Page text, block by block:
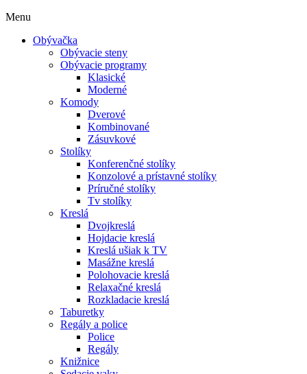
Menu
Obývačka
Obývacie steny
Obývacie programy
Klasické
Moderné
Komody
Dverové
Kombinované
Zásuvkové
Stolíky
Konferenčné stolíky
Konzolové a prístavné stolíky
Príručné stolíky
Tv stolíky
Kreslá
Dvojkreslá
Hojdacie kreslá
Kreslá ušiak k TV
Masážne kreslá
Polohovacie kreslá
Relaxačné kreslá
Rozkladacie kreslá
Taburetky
Regály a police
Police
Regály
Knižnice